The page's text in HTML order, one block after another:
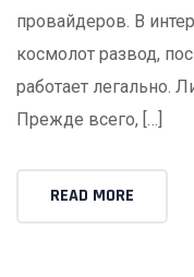
провайдеров. В
космолот развод,
работает легально.
Прежде всего, […]
READ MORE